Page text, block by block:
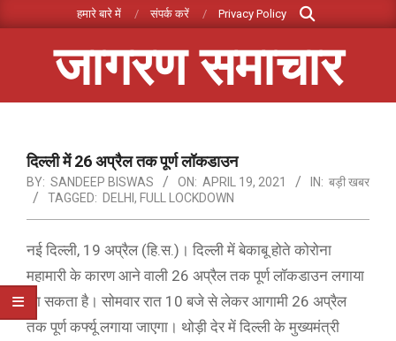
to
हमारे बारे में संपर्क करें Privacy Policy
Search
जागरण समाचार
Menuदिल्ली में 26 अप्रैल तक पूर्ण लॉकडाउन
BY: SANDEEP BISWAS ON: APRIL 19, 2021 IN: बड़ी खबर
TAGGED: DELHI , FULL LOCKDOWN
नई दिल्ली, 19 अप्रैल (हि.स.)। दिल्ली में बेकाबू होते कोरोना
महामारी के कारण आने वाली 26 अप्रैल तक पूर्ण लॉकडाउन लगाया
जा सकता है। सोमवार रात 10 बजे से लेकर आगामी 26 अप्रैल
तक पूर्ण कर्फ्यू लगाया जाएगा। थोड़ी देर में दिल्ली के मुख्यमंत्री